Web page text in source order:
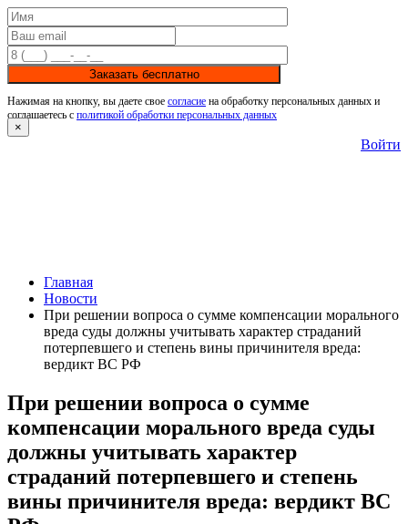
Заказать бесплатно
Нажимая на кнопку, вы даете свое согласие на обработку персональных данных и
соглашаетесь с политикой обработки персональных данных
×
Войти
Главная
Новости
При решении вопроса о сумме компенсации морального
вреда суды должны учитывать характер страданий
потерпевшего и степень вины причинителя вреда:
вердикт ВС РФ
При решении вопроса о сумме
компенсации морального вреда суды
должны учитывать характер
страданий потерпевшего и степень
вины причинителя вреда: вердикт ВС